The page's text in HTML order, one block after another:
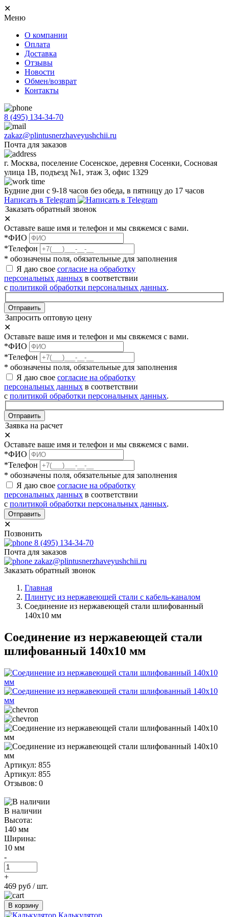
✕
Меню
О компании
Оплата
Доставка
Отзывы
Новости
Обмен/возврат
Контакты
8 (495) 134-34-70
zakaz@plintusnerzhaveyushchii.ru
Почта для заказов
г. Москва, поселение Сосенское, деревня Сосенки, Сосновая
улица 1В, подъезд №1, этаж 3, офис 1329
Будние дни с 9-18 часов без обеда, в пятницу до 17 часов
Написать в Telegram
Заказать обратный звонок
✕
Оставьте ваше имя и телефон и мы свяжемся с вами.
*ФИО
*Телефон
* обозначены поля, обязательные для заполнения
Я даю свое согласие на обработку
персональных данных в соответствии
с политикой обработки персональных данных.
Отправить
Запросить оптовую цену
✕
Оставьте ваше имя и телефон и мы свяжемся с вами.
*ФИО
*Телефон
* обозначены поля, обязательные для заполнения
Я даю свое согласие на обработку
персональных данных в соответствии
с политикой обработки персональных данных.
Отправить
Заявка на расчет
✕
Оставьте ваше имя и телефон и мы свяжемся с вами.
*ФИО
*Телефон
* обозначены поля, обязательные для заполнения
Я даю свое согласие на обработку
персональных данных в соответствии
с политикой обработки персональных данных.
Отправить
✕
Позвонить
8 (495) 134-34-70
Почта для заказов
zakaz@plintusnerzhaveyushchii.ru
Заказать обратный звонок
Главная
Плинтус из нержавеющей стали с кабель-каналом
Соединение из нержавеющей стали шлифованный
140х10 мм
Соединение из нержавеющей стали
шлифованный 140х10 мм
Артикул: 855
Артикул: 855
Отзывов: 0
В наличии
Высота:
140 мм
Ширина:
10 мм
-
+
469 руб / шт.
В корзину
Калькулятор